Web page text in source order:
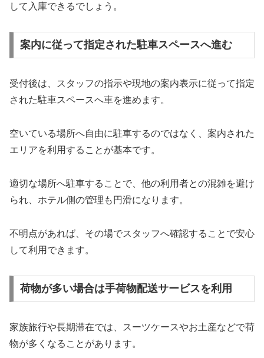
して入庫できるでしょう。
案内に従って指定された駐車スペースへ進む
受付後は、スタッフの指示や現地の案内表示に従って指定
された駐車スペースへ車を進めます。
空いている場所へ自由に駐車するのではなく、案内された
エリアを利用することが基本です。
適切な場所へ駐車することで、他の利用者との混雑を避け
られ、ホテル側の管理も円滑になります。
不明点があれば、その場でスタッフへ確認することで安心
して利用できます。
荷物が多い場合は手荷物配送サービスを利用
家族旅行や長期滞在では、スーツケースやお土産などで荷
物が多くなることがあります。